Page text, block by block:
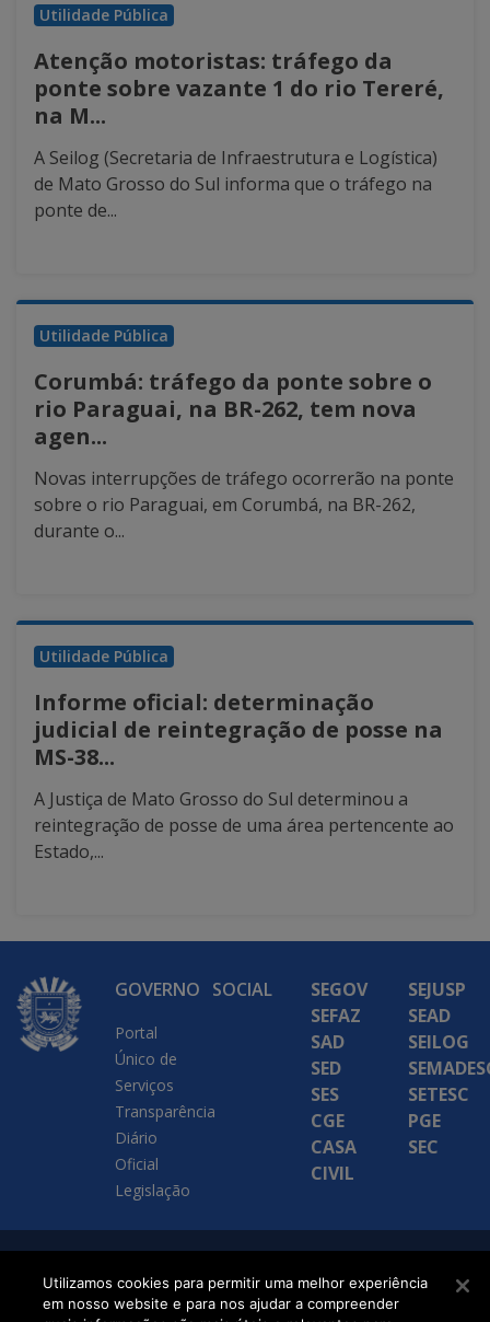
Utilidade Pública
Atenção motoristas: tráfego da
ponte sobre vazante 1 do rio Tereré,
na M...
A Seilog (Secretaria de Infraestrutura e Logística)
de Mato Grosso do Sul informa que o tráfego na
ponte de...
Utilidade Pública
Corumbá: tráfego da ponte sobre o
rio Paraguai, na BR-262, tem nova
agen...
Novas interrupções de tráfego ocorrerão na ponte
sobre o rio Paraguai, em Corumbá, na BR-262,
durante o...
Utilidade Pública
Informe oficial: determinação
judicial de reintegração de posse na
MS-38...
A Justiça de Mato Grosso do Sul determinou a
reintegração de posse de uma área pertencente ao
Estado,...
GOVERNO
Portal
Único de
Serviços
Transparência
Diário
Oficial
Legislação
SOCIAL
SEGOV
SEFAZ
SAD
SED
SES
CGE
CASA
CIVIL
SEJUSP
SEAD
SEILOG
SETESC
PGE
SEC
SETDIG | Secretaria-
Executiva de
Utilizamos cookies para permitir uma melhor experiência
em nosso website e para nos ajudar a compreender